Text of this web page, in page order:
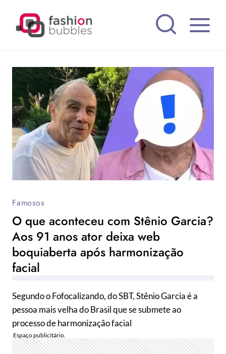
Famosos
O que aconteceu com Stênio Garcia?
Aos 91 anos ator deixa web
boquiaberta após harmonização
facial
Segundo o Fofocalizando, do SBT, Stênio Garcia é a
pessoa mais velha do Brasil que se submete ao
processo de harmonização facial